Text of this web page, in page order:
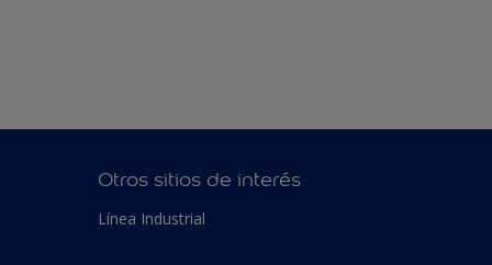
Otros sitios de interés
Línea Industrial